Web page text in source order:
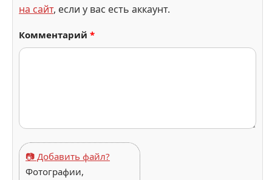
на сайт, если у вас есть аккаунт.
Комментарий *
📷 Добавить файл?
Фотографии,